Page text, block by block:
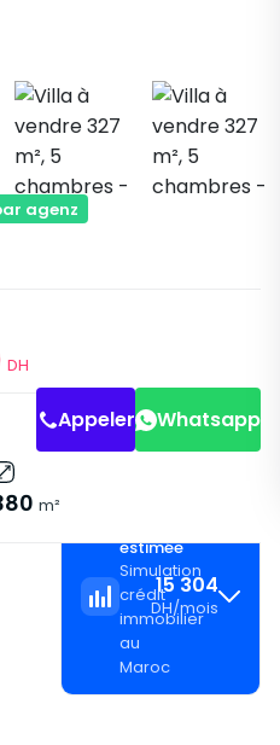
agenz
DH
m²
Appeler Whatsapp
estimée
Simulation
crédit
immobilier
au
Maroc
15 304
DH/mois